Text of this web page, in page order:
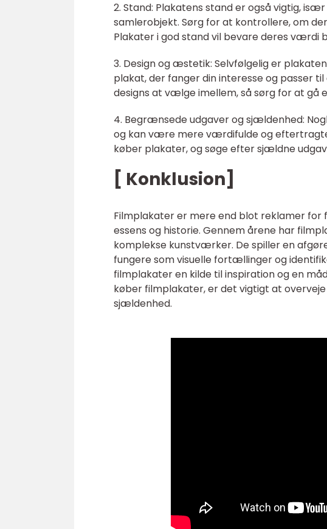
2. Stand: Plakatens stand er også vigtig,
samlerobjekt. Sørg for at kontrollere, om
Plakater i god stand vil bevare deres
3. Design og æstetik: Selvfølgelig er
plakat, der fanger din interesse og passer
designs at vælge imellem, så sørg for at gå
4. Begrænsede udgaver og sjældenhed:
og kan være mere værdifulde og
køber plakater, og søge efter sjældne
[ Konklusion]
Filmplakater er mere end blot reklamer
essens og historie. Gennem årene har
komplekse kunstværker. De spiller en
fungere som visuelle fortællinger og
filmplakater en kilde til inspiration og en
køber filmplakater, er det vigtigt at
sjældenhed.